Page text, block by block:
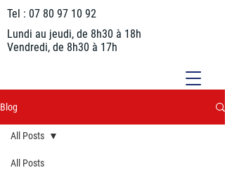
Tel : 07 80 97 10 92
Lundi au jeudi, de 8h30 à 18h
Vendredi, de 8h30 à 17h
Blog
All Posts
All Posts